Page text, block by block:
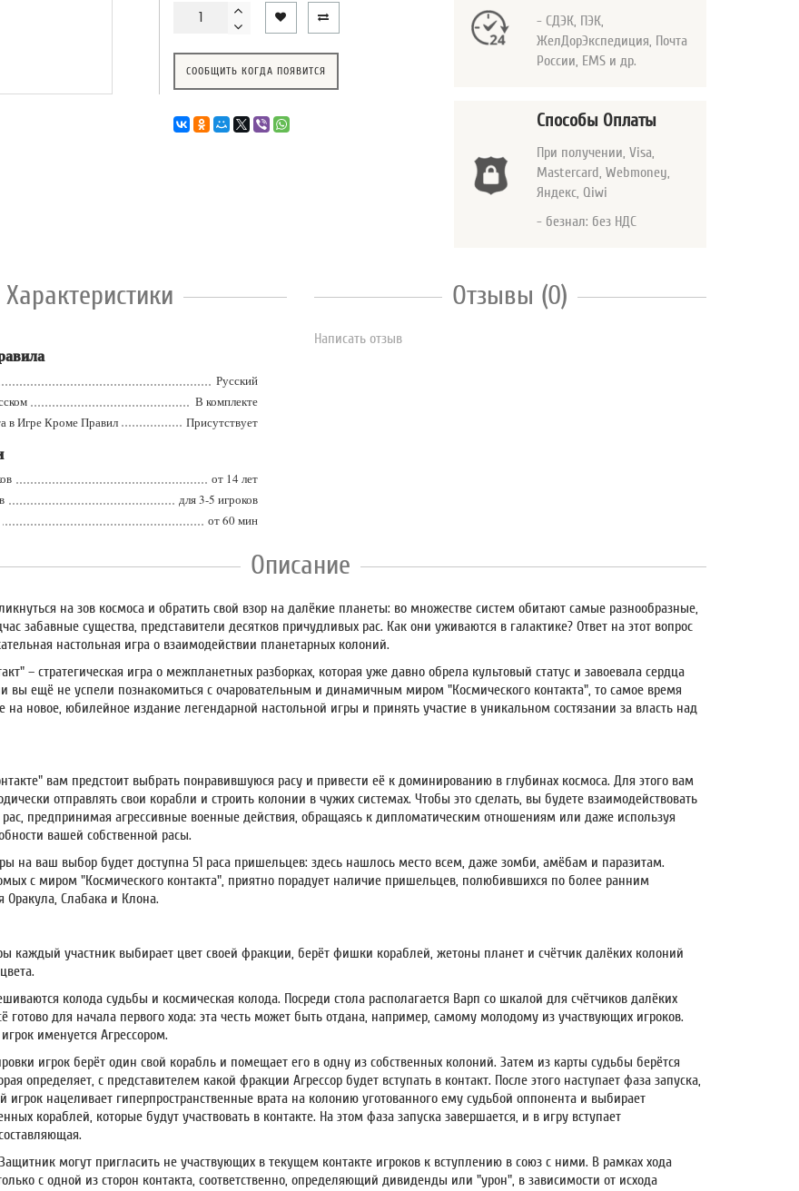
СООБЩИТЬ КОГДА ПОЯВИТСЯ
- СДЭК, ПЭК,
ЖелДорЭкспедиция, Почта
России, EMS и др.
Способы Оплаты
При получении, Visa,
Mastercard, Webmoney,
Яндекс, Qiwi
- безнал: без НДС
Характеристики
Русский
В комплекте
Игре Кроме Правил
Присутствует
от 14 лет
для 3-5 игроков
от 60 мин
Отзывы (0)
Написать отзыв
Описание
на зов космоса и обратить свой взор на далёкие планеты: во множестве систем обитают самые разнообразные,
забавные существа, представители десятков причудливых рас. Как они уживаются в галактике? Ответ на этот вопрос
настольная игра о взаимодействии планетарных колоний.
– стратегическая игра о межпланетных разборках, которая уже давно обрела культовый статус и завоевала сердца
вы ещё не успели познакомиться с очаровательным и динамичным миром "Космического контакта", то самое время
на новое, юбилейное издание легендарной настольной игры и принять участие в уникальном состязании за власть над
вам предстоит выбрать понравившуюся расу и привести её к доминированию в глубинах космоса. Для этого вам
отправлять свои корабли и строить колонии в чужих системах. Чтобы это сделать, вы будете взаимодействовать
рас, предпринимая агрессивные военные действия, обращаясь к дипломатическим отношениям или даже используя
вашей собственной расы.
на ваш выбор будет доступна 51 раса пришельцев: здесь нашлось место всем, даже зомби, амёбам и паразитам.
с миром "Космического контакта", приятно порадует наличие пришельцев, полюбившихся по более ранним
Оракула, Слабака и Клона.
каждый участник выбирает цвет своей фракции, берёт фишки кораблей, жетоны планет и счётчик далёких колоний
колода судьбы и космическая колода. Посреди стола располагается Варп со шкалой для счётчиков далёких
готово для начала первого хода: эта честь может быть отдана, например, самому молодому из участвующих игроков.
именуется Агрессором.
игрок берёт один свой корабль и помещает его в одну из собственных колоний. Затем из карты судьбы берётся
определяет, с представителем какой фракции Агрессор будет вступать в контакт. После этого наступает фаза запуска,
игрок нацеливает гиперпространственные врата на колонию уготованного ему судьбой оппонента и выбирает
кораблей, которые будут участвовать в контакте. На этом фаза запуска завершается, и в игру вступает
могут пригласить не участвующих в текущем контакте игроков к вступлению в союз с ними. В рамках хода
с одной из сторон контакта, соответственно, определяющий дивиденды или "урон", в зависимости от исхода